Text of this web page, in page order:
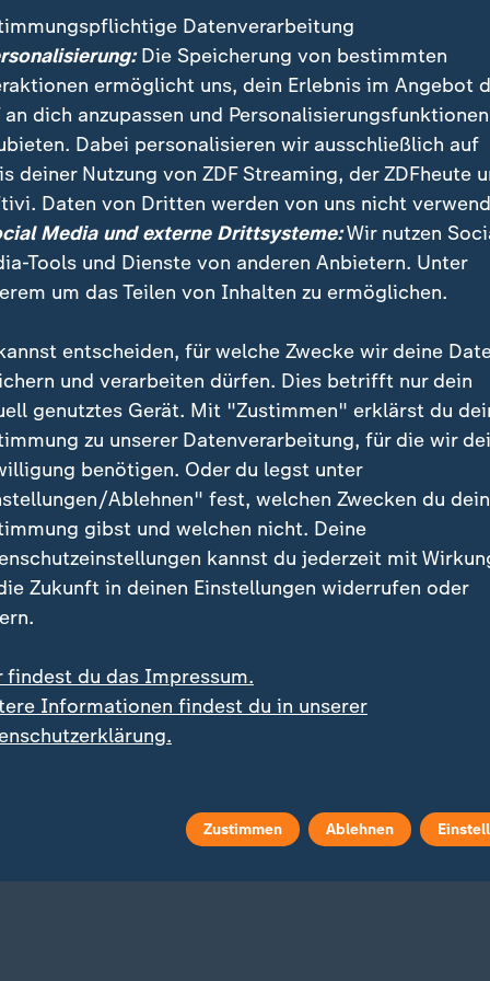
| heute
Risiken für die
1:02
Nachrichten | heute
Nach Drohnenfund:
Ermittlungen dauern an
Video 1:34
France der Frauen:
verpasst
Leipziger Mega-Transfer perfekt
Datenverarbeitung
Die Speicherung von bestimmten
ermöglicht uns, dein Erlebnis im Angebot
an dich anzupassen und Personalisierungsfunktionen
Dabei personalisieren wir ausschließlich auf
deiner Nutzung von ZDF Streaming, der ZDFheute
Daten von Dritten werden von uns nicht
Media und externe Drittsysteme:Wir nutzen
Tools und Dienste von anderen Anbietern. Unter
um das Teilen von Inhalten zu ermöglichen.
entscheiden, für welche Zwecke wir deine
und verarbeiten dürfen. Dies betrifft nur dein
genutztes Gerät. Mit "Zustimmen" erklärst du
zu unserer Datenverarbeitung, für die wir
benötigen. Oder du legst unter
Ablehnen" fest, welchen Zwecken du
gibst und welchen nicht. Deine
kannst du jederzeit mit
Zukunft in deinen Einstellungen widerrufen oder
findest du das Impressum.
Informationen findest du in unserer
Zustimmen Ablehnen